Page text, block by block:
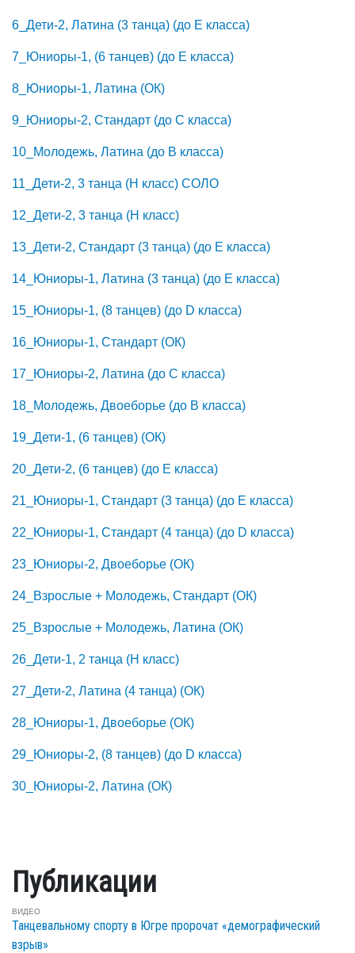
6_Дети-2, Латина (3 танца) (до E класса)
7_Юниоры-1, (6 танцев) (до E класса)
8_Юниоры-1, Латина (ОК)
9_Юниоры-2, Стандарт (до C класса)
10_Молодежь, Латина (до B класса)
11_Дети-2, 3 танца (H класс) СОЛО
12_Дети-2, 3 танца (H класс)
13_Дети-2, Стандарт (3 танца) (до E класса)
14_Юниоры-1, Латина (3 танца) (до E класса)
15_Юниоры-1, (8 танцев) (до D класса)
16_Юниоры-1, Стандарт (ОК)
17_Юниоры-2, Латина (до C класса)
18_Молодежь, Двоеборье (до B класса)
19_Дети-1, (6 танцев) (ОК)
20_Дети-2, (6 танцев) (до E класса)
21_Юниоры-1, Стандарт (3 танца) (до E класса)
22_Юниоры-1, Стандарт (4 танца) (до D класса)
23_Юниоры-2, Двоеборье (ОК)
24_Взрослые + Молодежь, Стандарт (ОК)
25_Взрослые + Молодежь, Латина (ОК)
26_Дети-1, 2 танца (H класс)
27_Дети-2, Латина (4 танца) (ОК)
28_Юниоры-1, Двоеборье (ОК)
29_Юниоры-2, (8 танцев) (до D класса)
30_Юниоры-2, Латина (ОК)
Публикации
ВИДЕО
Танцевальному спорту в Югре пророчат «демографический
взрыв»